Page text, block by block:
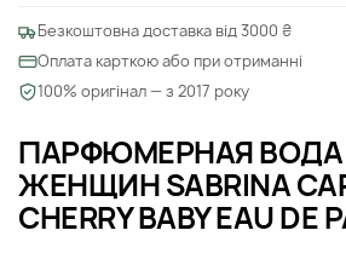
ПАРФЮМЕРНАЯ
ЖЕНЩИН SABRINA
CHERRY BABY EAU DE
Безкоштовна доставка від 3000 ₴
Оплата карткою або при отриманні
100% оригінал — з 2017 року